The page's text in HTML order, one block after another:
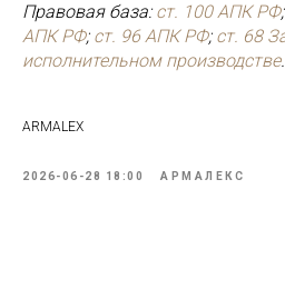
Правовая база:ст. 100 АПК РФ;
АПК РФ; ст. 96 АПК РФ; ст. 68
исполнительном производстве.
ARMALEX
2026-06-28 18:00 АРМАЛЕКС